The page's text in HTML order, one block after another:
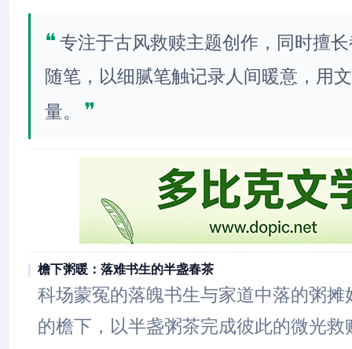
❝ 专注于古风救赎主题创作，同时擅
随笔，以细腻笔触记录人间暖意，用
量。
❞
檐下粥暖：落难书生的半盏春茶
科场蒙冤的落魄书生与家道中落的粥摊
的檐下，以半盏粥茶完成彼此的微光救